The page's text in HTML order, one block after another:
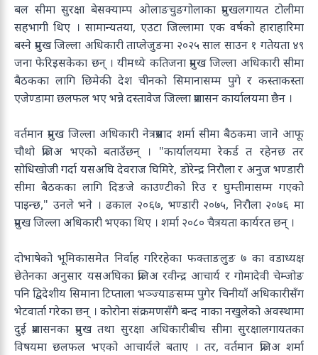
बल सीमा सुरक्षा बेसक्याम्प ओलाङचुङगोलाका प्रमुखलगायत टोलीमा
सहभागी थिए । सामान्यतया, एउटा जिल्लामा एक वर्षको हाराहारिमा
बस्ने प्रमुख जिल्ला अधिकारी ताप्लेजुङमा २०२५ साल साउन १ गतेयता ४९
जना फेरिइसकेका छन् । यीमध्ये कतिजना प्रमुख जिल्ला अधिकारी सीमा
बैठकका लागि छिमेकी देश चीनको सिमानासम्म पुगे र कस्ताकस्ता
एजेण्डामा छलफल भए भन्ने दस्तावेज जिल्ला प्रशासन कार्यालयमा छैन ।
वर्तमान प्रमुख जिल्ला अधिकारी नेत्रप्रसाद शर्मा सीमा बैठकमा जाने आफू
चौथो प्रजिअ भएको बताउँछन् । "कार्यालयमा रेकर्ड त रहेनछ तर
सोधिखोजी गर्दा यसअघि देवराज घिमिरे, डोरेन्द्र निरौला र अनुज भण्डारी
सीमा बैठकका लागि दिङजे काउण्टीको रिउ र घुम्तीमासम्म गएको
पाइन्छ," उनले भने । ढकाल २०६७, भण्डारी २०७५, निरौला २०७६ मा
प्रमुख जिल्ला अधिकारी भएका थिए । शर्मा २०८० चैत्रयता कार्यरत छन् ।
दोभाषेको भूमिकासमेत निर्वाह गरिरहेका फक्ताङलुङ ७ का वडाध्यक्ष
छेतेनका अनुसार यसअघिका प्रजिअ रवीन्द्र आचार्य र गोमादेवी चेम्जोङ
पनि द्विदेशीय सिमाना टिप्ताला भञ्ज्याङसम्म पुगेर चिनीयाँ अधिकारीसँग
भेटवार्ता गरेका छन् । कोरोना संक्रमणसँगै बन्द नाका नखुलेको अवस्थामा
दुई प्रशासनका प्रमुख तथा सुरक्षा अधिकारीबीच सीमा सुरक्षालगायतका
विषयमा छलफल भएको आचार्यले बताए । तर, वर्तमान प्रजिअ शर्मा